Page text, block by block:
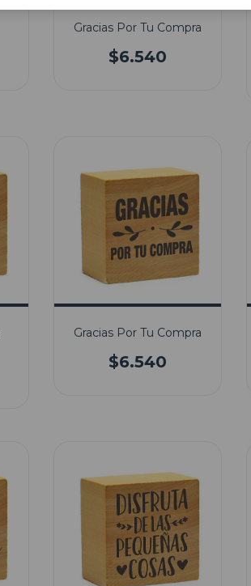
Gracias Por Tu Compra
$6.540
Gracias Por Tu Compra
$6.540